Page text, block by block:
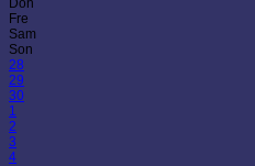
Don
Fre
Sam
Son
28
29
30
1
2
3
4